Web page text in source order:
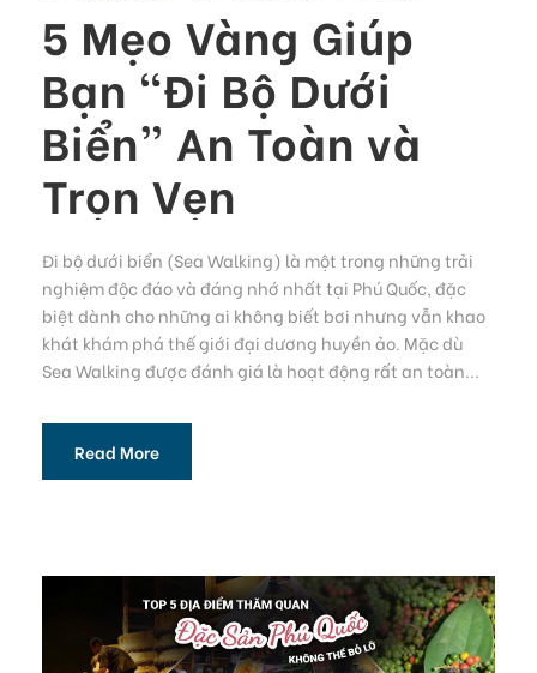
5 Mẹo Vàng Giúp
Bạn “Đi Bộ Dưới
Biển” An Toàn và
Trọn Vẹn
Đi bộ dưới biển (Sea Walking) là một trong những trải
nghiệm độc đáo và đáng nhớ nhất tại Phú Quốc, đặc
biệt dành cho những ai không biết bơi nhưng vẫn khao
khát khám phá thế giới đại dương huyền ảo. Mặc dù
Sea Walking được đánh giá là hoạt động rất an toàn...
Read More